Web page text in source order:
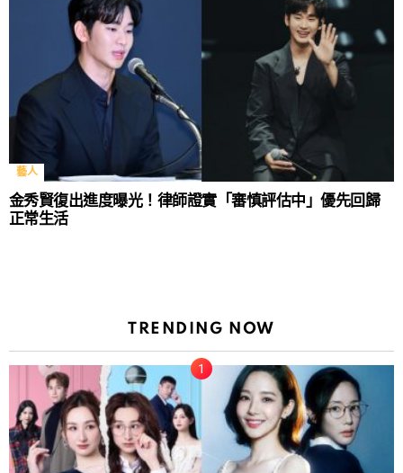
藝人
金秀賢復出進度曝光！律師證實「審慎評估中」優先回歸
正常生活
TRENDING NOW